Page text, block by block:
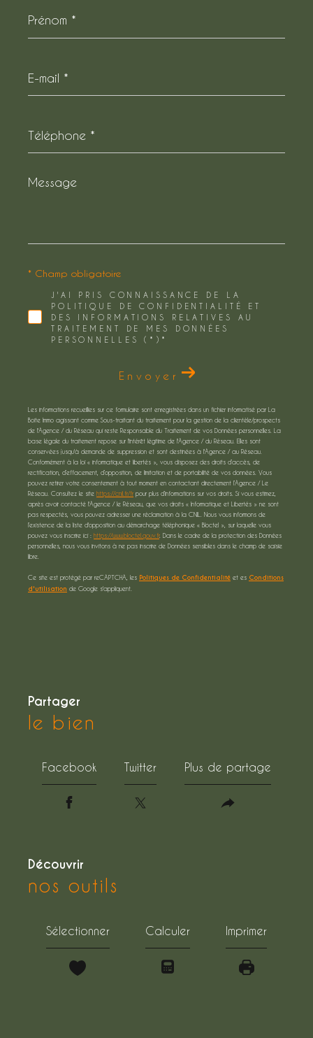
*
mail
*
*
Message
*
J'AI PRIS CONNAISSANCE DE LA
POLITIQUE DE CONFIDENTIALITÉ ET
DES INFORMATIONS RELATIVES AU
TRAITEMENT DE MES DONNÉES
PERSONNELLES (*)*
* Champ obligatoire
Envoyer
Les informations recueillies sur ce formulaire sont enregistrées dans un fichier informatisé par La
Boite Immo agissant comme Sous-traitant du traitement pour la gestion de la clientèle/prospects
de l'Agence / du Réseau qui reste Responsable du Traitement de vos Données personnelles. La
base légale du traitement repose sur l'intérêt légitime de l'Agence / du Réseau. Elles sont
conservées jusqu'à demande de suppression et sont destinées à l'Agence / au Réseau.
Conformément à la loi « informatique et libertés », vous disposez des droits d’accès, de
rectification, d’effacement, d’opposition, de limitation et de portabilité de vos données. Vous
pouvez retirer votre consentement à tout moment en contactant directement l’Agence / Le
Réseau. Consultez le site https://cnil.fr/fr pour plus d’informations sur vos droits. Si vous estimez,
après avoir contacté l'Agence / le Réseau, que vos droits « Informatique et Libertés » ne sont
pas respectés, vous pouvez adresser une réclamation à la CNIL. Nous vous informons de
l’existence de la liste d'opposition au démarchage téléphonique « Bloctel », sur laquelle vous
pouvez vous inscrire ici : https://www.bloctel.gouv.fr. Dans le cadre de la protection des Données
personnelles, nous vous invitons à ne pas inscrire de Données sensibles dans le champ de saisie
libre.
Ce site est protégé par reCAPTCHA, les Politiques de Confidentialité et es Conditions
d'utilisation de Google s'appliquent.
partager
le bien
Facebook Twitter Plus de partage
découvrir
nos outils
Sélectionner Calculer Imprimer